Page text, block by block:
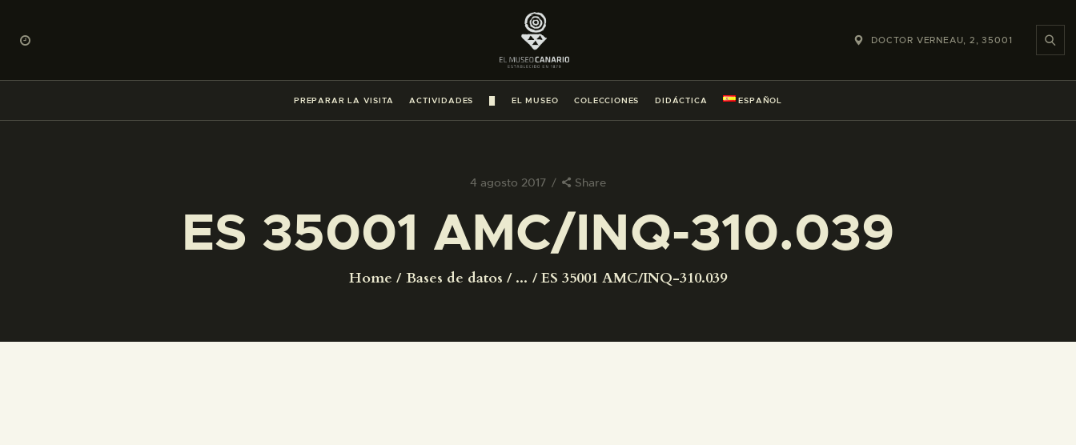
DOCTOR VERNEAU, 2, 35001
PREPARAR LA VISITA ACTIVIDADES EL MUSEO COLECCIONES DIDÁCTICA ESPAÑOL
4 agosto 2017 Share
ES 35001 AMC/INQ-310.039
Home Bases de datos ... ES 35001 AMC/INQ-310.039
PREPARAR LA VISITA
ACTIVIDADES
█
COLECCIONES
DIDÁCTICA